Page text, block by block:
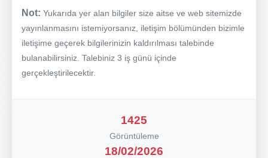
Not: Yukarıda yer alan bilgiler size aitse ve web sitemizde
yayınlanmasını istemiyorsanız, iletişim bölümünden bizimle
iletişime geçerek bilgilerinizin kaldırılması talebinde
bulanabilirsiniz. Talebiniz 3 iş günü içinde
gerçekleştirilecektir.
1425
Görüntüleme
18/02/2026